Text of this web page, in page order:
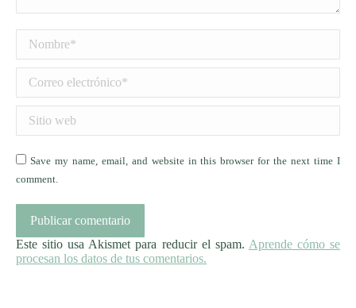
Correo electrónico *
Save my name, email, and website in this browser for the next time I
comment.
Publicar comentario
Este sitio usa Akismet para reducir el spam. Aprende cómo se
procesan los datos de tus comentarios.